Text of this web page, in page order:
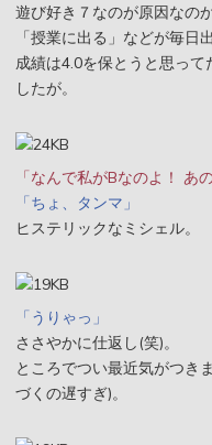
遊び好き７なのが原因なの
「授業に出る」などが毎日
成績は4.0を保とうと思っ
したが。
「なんで私がBなのよ！ あ
「ちょ、タンマ」
ヒステリックなミシェル。
「うりゃっ」
ささやかに仕返し(笑)。
ところでつい最近気がつき
づくの遅すぎ)。